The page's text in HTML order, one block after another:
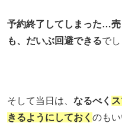
予約終了してしまった…
も、だいぶ回避できるでし
そして当日は、 なるべく
きるようにしておく のもい